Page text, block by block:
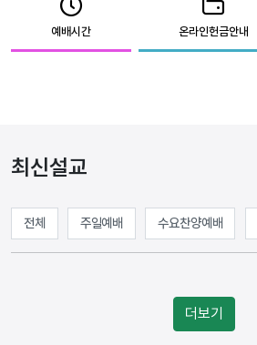
예배시간 온라인헌금안내
최신설교
전체 주일예배 수요찬양예배
더보기